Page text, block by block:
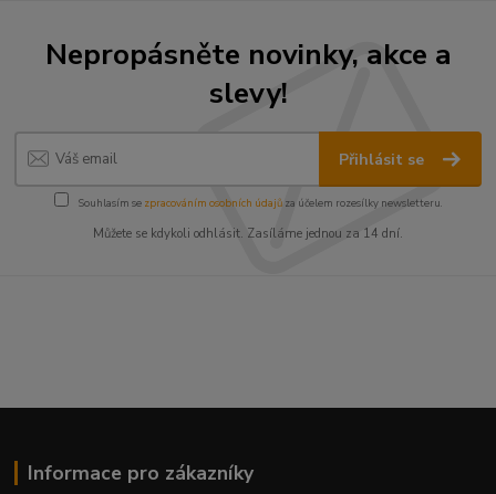
Nepropásněte novinky, akce a
slevy!
Přihlásit se
Souhlasím se zpracováním osobních údajůza účelem rozesílky newsletteru.
Můžete se kdykoli odhlásit. Zasíláme jednou za 14 dní.
Informace pro zákazníky